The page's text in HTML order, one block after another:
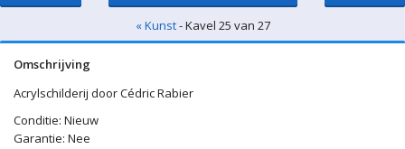
« Kunst- Kavel 25 van 27
Omschrijving
Acrylschilderij door Cédric Rabier
Conditie: Nieuw
Garantie: Nee